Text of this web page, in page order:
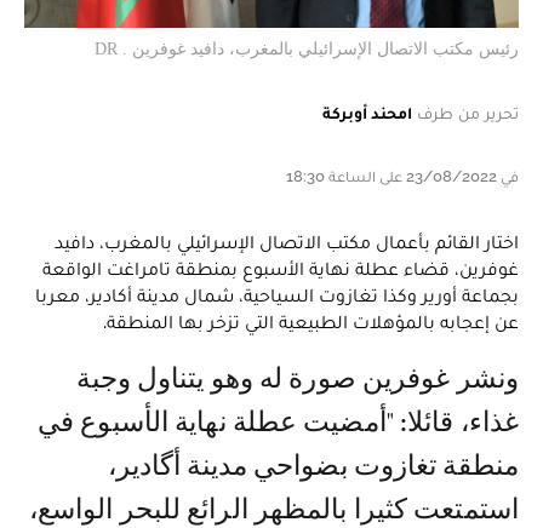
رئيس مكتب الاتصال الإسرائيلي بالمغرب، دافيد غوفرين . DR
تحرير من طرف امحند أوبركة
في 23/08/2022 على الساعة 18:30
اختار القائم بأعمال مكتب الاتصال الإسرائيلي بالمغرب، دافيد
غوفرين، قضاء عطلة نهاية الأسبوع بمنطقة تامراغت الواقعة
بجماعة أورير وكذا تغازوت السياحية، شمال مدينة أكادير، معربا
عن إعجابه بالمؤهلات الطبيعية التي تزخر بها المنطقة.
ونشر غوفرين صورة له وهو يتناول وجبة
غذاء، قائلا: "‏أمضيت عطلة نهاية الأسبوع في
منطقة تغازوت بضواحي مدينة أگادير،
استمتعت كثيرا بالمظهر الرائع للبحر الواسع،